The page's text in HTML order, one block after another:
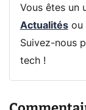
Vous êtes un
Actualitésou
Suivez-nous
tech !